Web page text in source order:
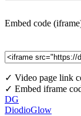
Embed code
✓ Video page link
✓ Embed iframe
DG
DiodioGlow